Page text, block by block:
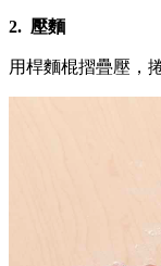
2. 壓麵
用桿麵棍摺疊壓，